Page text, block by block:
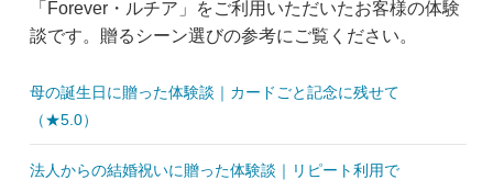
「Forever・ルチア」をご利用いただいたお客様の体験
談です。贈るシーン選びの参考にご覧ください。
母の誕生日に贈った体験談｜カードごと記念に残せて
（★5.0）
法人からの結婚祝いに贈った体験談｜リピート利用で